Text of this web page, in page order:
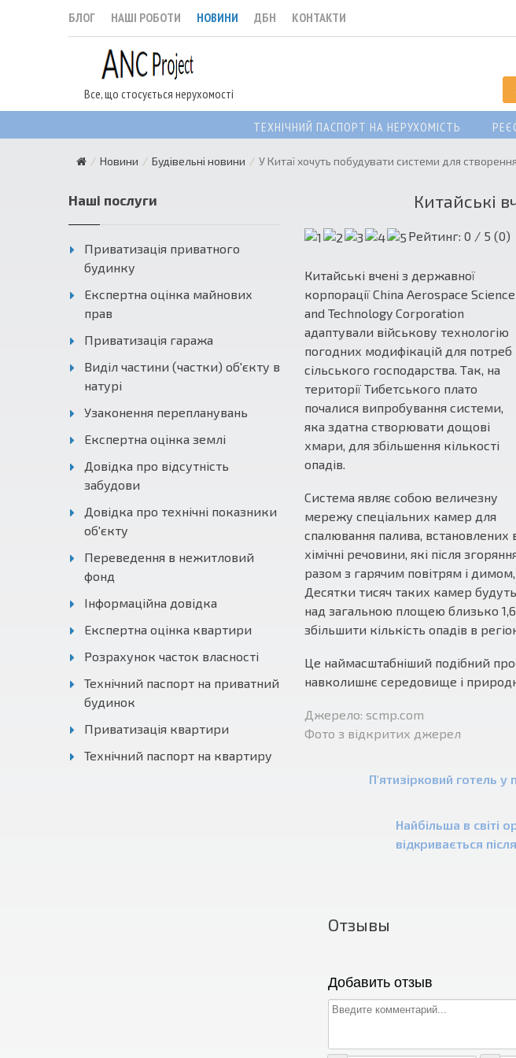
БЛОГ НАШІ РОБОТИ НОВИНИ ДБН КОНТАКТИ
Все, що стосується нерухомості
ТЕХНІЧНИЙ ПАСПОРТ НА НЕРУХОМІСТЬ
Новини Будівельні новини У Китаї хочуть побудувати системи для
Китайські
Рейтинг: 0 / 5 (0)
Китайські вчені з державної
корпорації China Aerospace Science
and Technology Corporation
адаптували військову технологію
погодних модифікацій для потреб
сільського господарства. Так, на
території Тибетського плато
почалися випробування системи,
яка здатна створювати дощові
хмари, для збільшення кількості
опадів.
Система являє собою величезну
мережу спеціальних камер для
спалювання палива, встановлених
хімічні речовини, які після
разом з гарячим повітрям і
Десятки тисяч таких камер
над загальною площею близько
збільшити кількість опадів в
Це наймасштабніший подібний
навколишнє середовище і
Джерело: scmp.com
Фото з відкритих джерел
П'ятизірковий готель у
Найбільша в світі
відкривається
Отзывы
Добавить отзыв
Наші послуги
Приватизація приватного
будинку
Експертна оцінка майнових
прав
Приватизація гаража
Виділ частини (частки) об'єкту в
натурі
Узаконення перепланувань
Експертна оцінка землі
Довідка про відсутність
забудови
Довідка про технічні показники
об'єкту
Переведення в нежитловий
фонд
Інформаційна довідка
Експертна оцінка квартири
Розрахунок часток власності
Технічний паспорт на приватний
будинок
Приватизація квартири
Технічний паспорт на квартиру